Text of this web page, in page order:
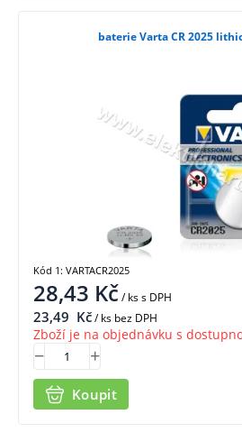
baterie Varta CR 2025
28,43 Kč/ kss DPH
23,49 Kč/ ks bez DPH
Zboží je na objednávku s
Koupit
Kód 1: VARTACR2025